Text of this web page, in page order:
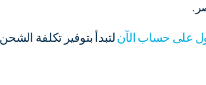
على حساب الآن لتبدأ بتوفير تكلفة